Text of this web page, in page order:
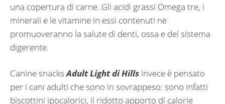
una copertura di carne. Gli acidi grassi Omega tre, i
minerali e le vitamine in essi contenuti ne
promuoveranno la salute di denti, ossa e del sistema
digerente.
Canine snacksAdult Light di Hills invece è pensato
per i cani adulti che sono in sovrappeso: sono infatti
biscottini ipocalorici, il ridotto apporto di calorie